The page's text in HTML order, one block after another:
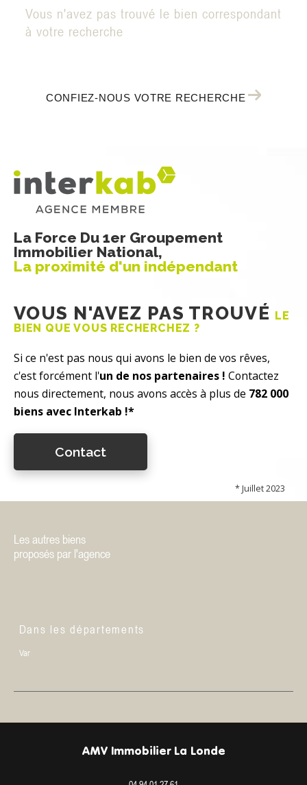
Vous n'avez pas trouvé le bien correspondant
à votre recherche
CONFIEZ-NOUS VOTRE RECHERCHE
La Force Du 1er Groupement
Immobilier National,
La proximité d'un indépendant
VOUS N'AVEZ PAS TROUVÉ
LE
BIEN QUE VOUS RECHERCHEZ ?
Si ce n'est pas nous qui avons le bien de vos rêves,
c'est forcément l'un de nos partenaires ! Contactez
nous directement, nous avons accès à plus de 782 000
biens avec Interkab !*
Contact
* Juillet 2023
Les autres biens
proposés par l'agence
Dans les départements
Var
AMV Immobilier La Londe